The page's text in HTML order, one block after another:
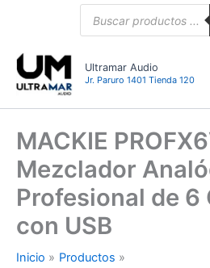
Ultramar Audio
Jr. Paruro 1401 Tienda 120
MACKIE
Mezclador
Profesional de 6
con USB
Inicio
Productos